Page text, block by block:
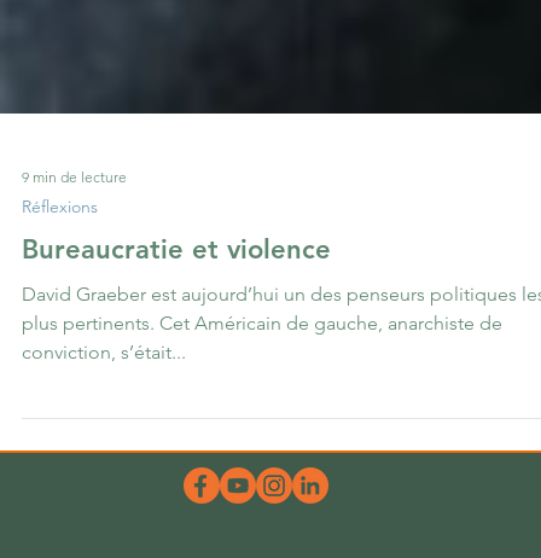
9 min de lecture
Bureaucratie et violence
David Graeber est aujourd’hui un des penseurs politiques
conviction, s’était...